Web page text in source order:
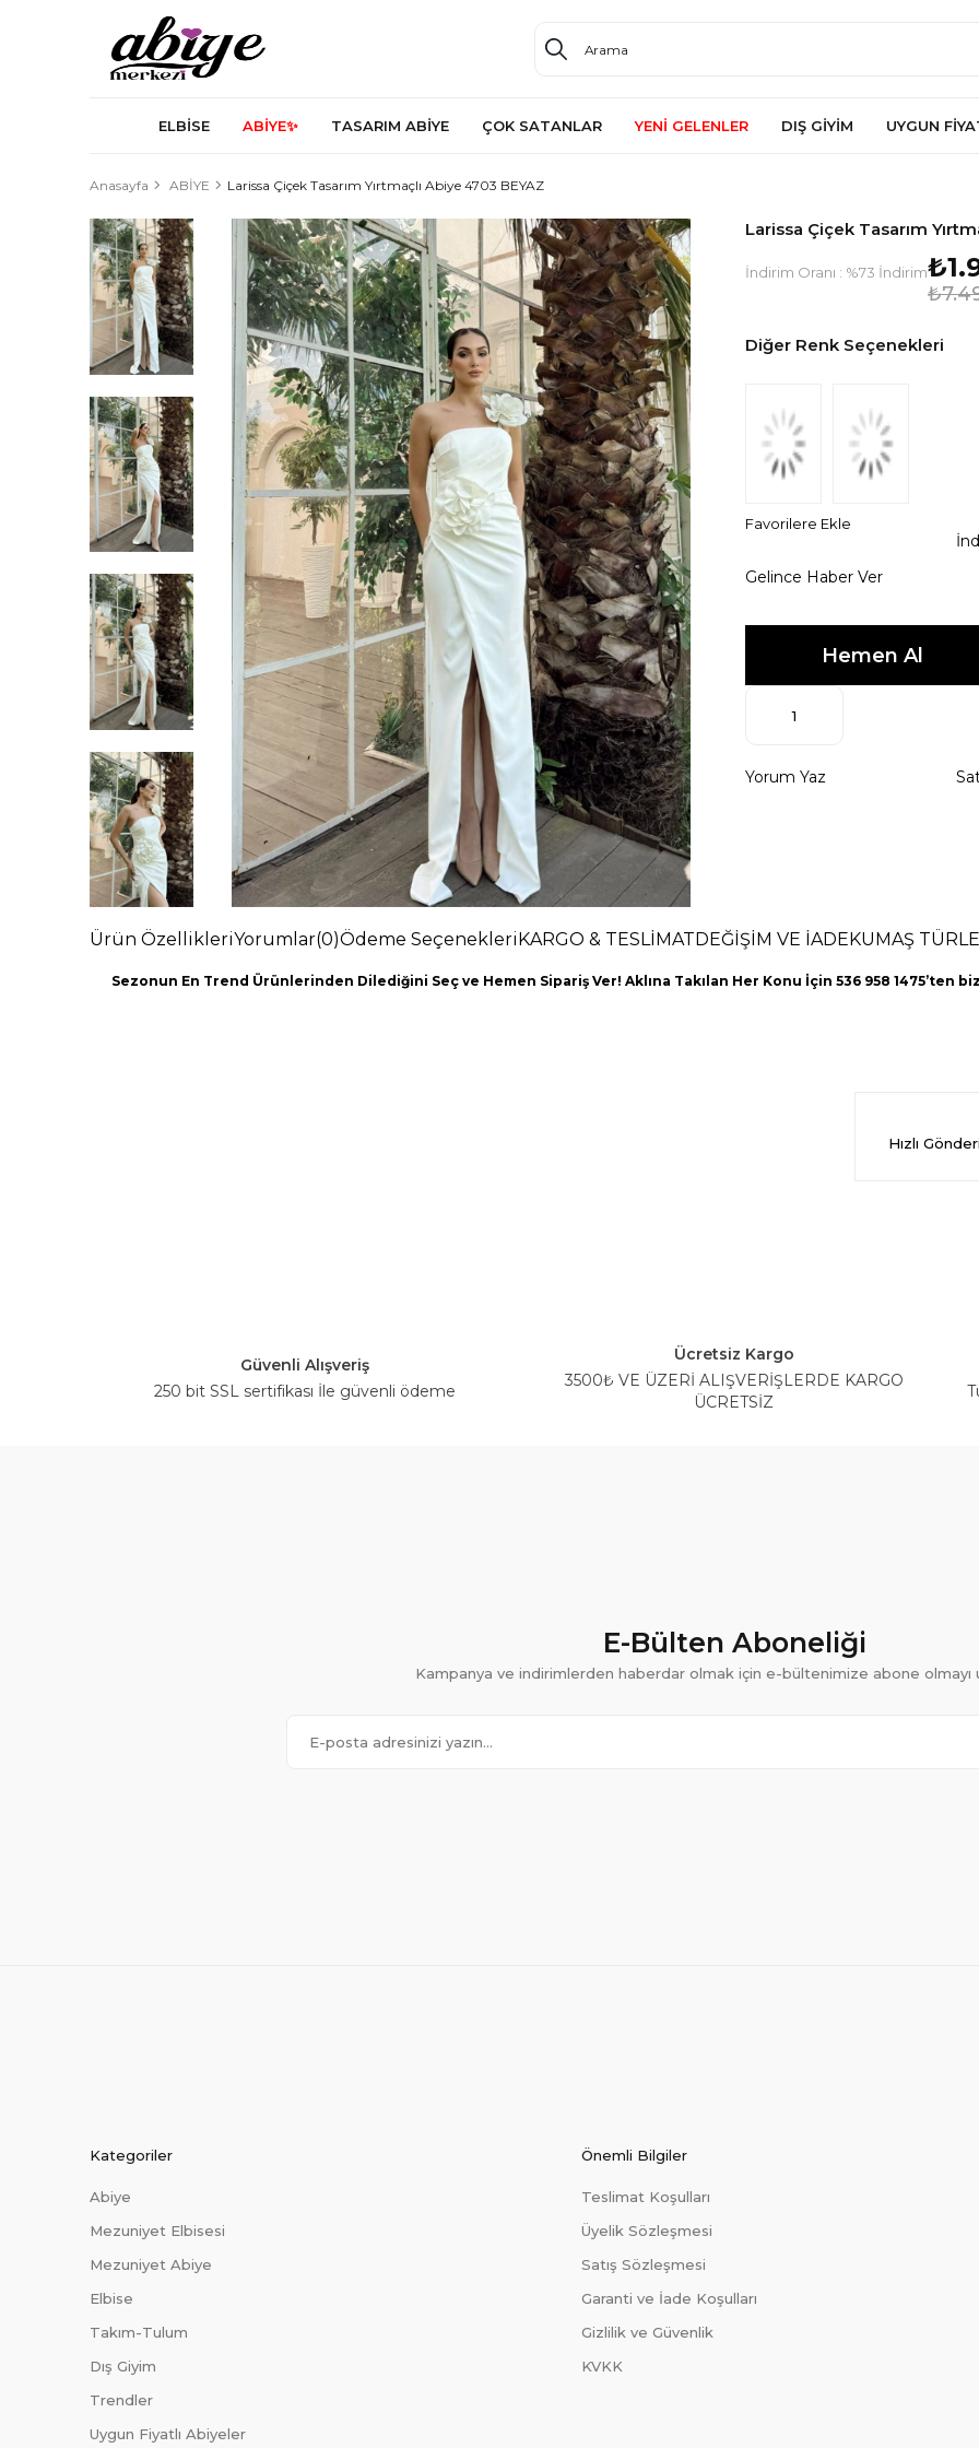
ELBİSE ABİYE✨ TASARIM ABİYE ÇOK SATANLAR YENİ GELENLER DIŞ GİYİM UYGUN
Anasayfa ABİYE Larissa Çiçek Tasarım Yırtmaçlı Abiye 4703 BEYAZ
Larissa Çiçek Tasarım
İndirim Oranı : %73 İndirim
Diğer Renk Seçenekleri
Favorilere Ekle
Gelince Haber Ver
Yorum Yaz
Ürün ÖzellikleriYorumlar(0)Ödeme Seçenekleri KARGO & TESLİMAT DEĞİŞİM VE İADE KUMAŞ
Sezonun En Trend Ürünlerinden Dilediğini Seç ve Hemen Sipariş Ver! Aklına Takılan Her Konu İçin 536 958 1475’ten
Hızlı
Güvenli Alışveriş
250 bit SSL sertifikası İle güvenli ödeme
Ücretsiz Kargo
3500₺ VE ÜZERİ ALIŞVERİŞLERDE KARGO
ÜCRETSİZ
E-Bülten Aboneliği
Kampanya ve indirimlerden haberdar olmak için e-bültenimize abone olmayı
Kategoriler
Abiye
Mezuniyet Elbisesi
Mezuniyet Abiye
Elbise
Takım-Tulum
Dış Giyim
Trendler
Uygun Fiyatlı Abiyeler
Önemli Bilgiler
Teslimat Koşulları
Üyelik Sözleşmesi
Satış Sözleşmesi
Garanti ve İade Koşulları
Gizlilik ve Güvenlik
KVKK